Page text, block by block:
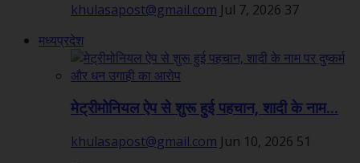
khulasapost@gmail.com Jul 7, 2026 37
मध्यप्रदेश
मेट्रीमोनियल ऐप से शुरू हुई पहचान, शादी के नाम...
khulasapost@gmail.com Jun 10, 2026 51